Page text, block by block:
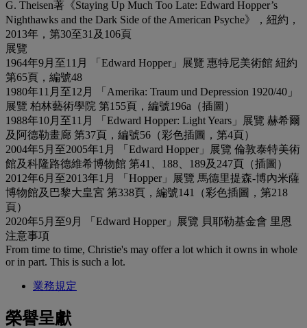
G. Theisen著《Staying Up Much Too Late: Edward Hopper’s
Nighthawks and the Dark Side of the American Psyche》，紐約，
2013年，第30至31及106頁
展覽
1964年9月至11月 「Edward Hopper」展覽 惠特尼美術館 紐約
第65頁，編號48
1980年11月至12月 「Amerika: Traum und Depression 1920/40」
展覽 柏林藝術學院 第155頁，編號196a（插圖）
1988年10月至11月 「Edward Hopper: Light Years」展覽 赫希爾
及阿德勒畫廊 第37頁，編號56（彩色插圖，第4頁）
2004年5月至2005年1月 「Edward Hopper」展覽 倫敦泰特美術
館及科隆路德維希博物館 第41、188、189及247頁（插圖）
2012年6月至2013年1月 「Hopper」展覽 馬德里提森-博內米薩
博物館及巴黎大皇宮 第338頁，編號141（彩色插圖，第218
頁）
2020年5月至9月 「Edward Hopper」展覽 貝耶勒基金會 里恩
注意事項
From time to time, Christie's may offer a lot which it owns in whole
or in part. This is such a lot.
業務規定
榮譽呈獻